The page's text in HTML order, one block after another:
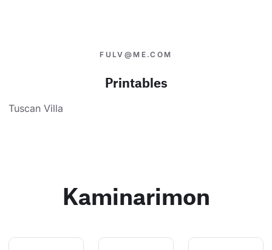
FULV@ME.COM
Printables
Tuscan Villa
Kaminarimon